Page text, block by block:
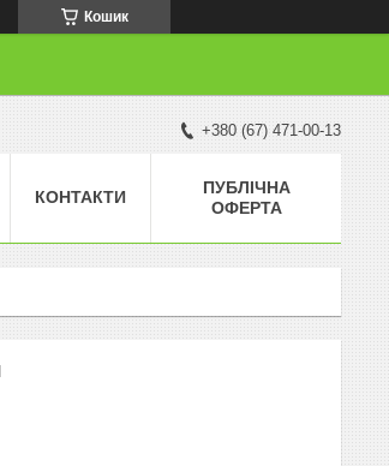
Кошик
+380 (67) 471-00-13
КОНТАКТИ
ПУБЛІЧНА
ОФЕРТА